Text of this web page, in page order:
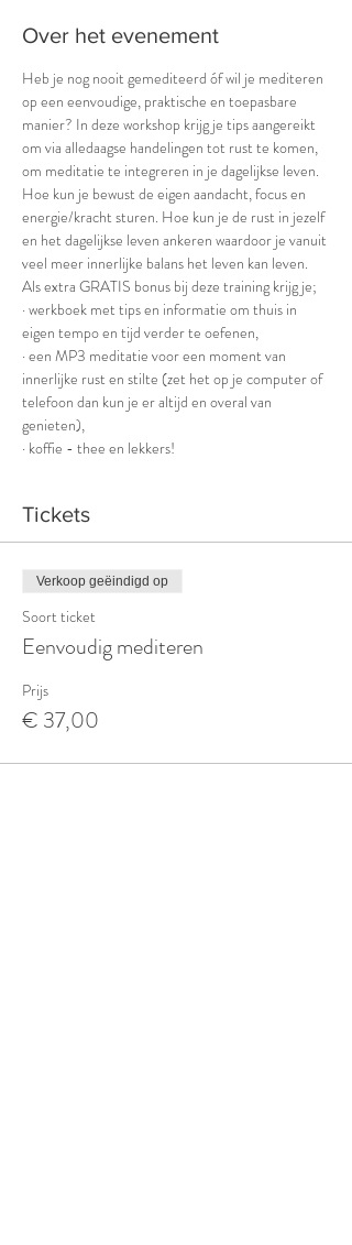
Over het evenement
Heb je nog nooit gemediteerd óf wil je mediteren
op een eenvoudige, praktische en toepasbare
manier? In deze workshop krijg je tips aangereikt
om via alledaagse handelingen tot rust te komen,
om meditatie te integreren in je dagelijkse leven.
Hoe kun je bewust de eigen aandacht, focus en
energie/kracht sturen. Hoe kun je de rust in jezelf
en het dagelijkse leven ankeren waardoor je vanuit
veel meer innerlijke balans het leven kan leven.
Als extra GRATIS bonus bij deze training krijg je;
· werkboek met tips en informatie om thuis in
eigen tempo en tijd verder te oefenen,
· een MP3 meditatie voor een moment van
innerlijke rust en stilte (zet het op je computer of
telefoon dan kun je er altijd en overal van
genieten),
· koffie - thee en lekkers!
Tickets
Verkoop geëindigd op
Soort ticket
Eenvoudig mediteren
Prijs
€ 37,00